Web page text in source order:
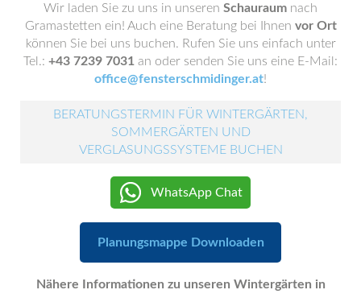
Wir laden Sie zu uns in unseren Schauraum nach
Gramastetten ein! Auch eine Beratung bei Ihnen vor Ort
können Sie bei uns buchen. Rufen Sie uns einfach unter
Tel.: +43 7239 7031 an oder senden Sie uns eine E-Mail:
office@fensterschmidinger.at!
BERATUNGSTERMIN FÜR WINTERGÄRTEN,
SOMMERGÄRTEN UND
VERGLASUNGSSYSTEME BUCHEN
WhatsApp Chat
Planungsmappe Downloaden
Nähere Informationen zu unseren Wintergärten in